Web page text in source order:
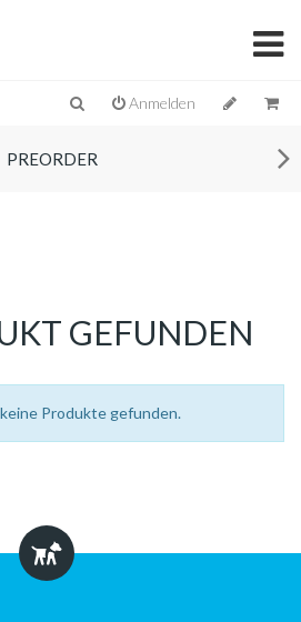
Anmelden
PREORDER
GEFUNDEN
Produkte gefunden.